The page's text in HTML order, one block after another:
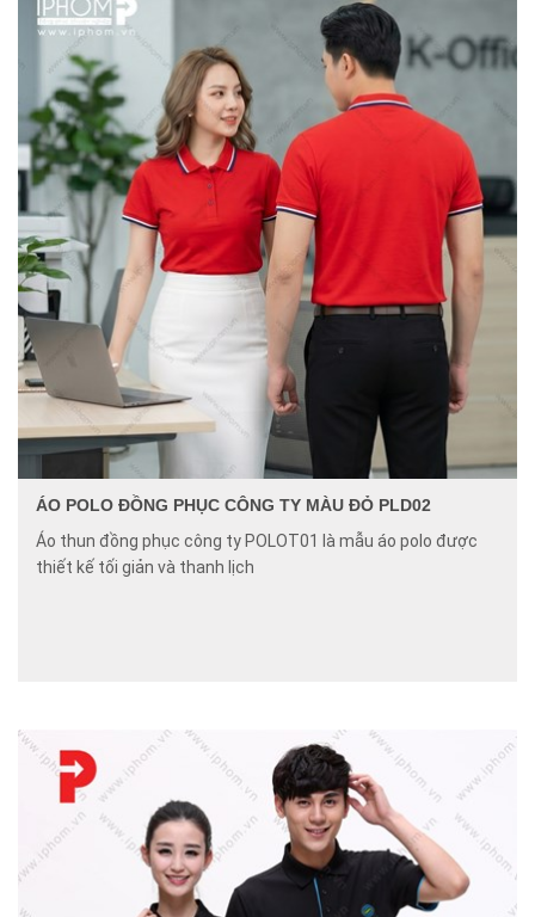
ÁO POLO ĐỒNG PHỤC CÔNG TY MÀU ĐỎ PLD02
Áo thun đồng phục công ty POLOT01 là mẫu áo polo được
thiết kế tối giản và thanh lịch